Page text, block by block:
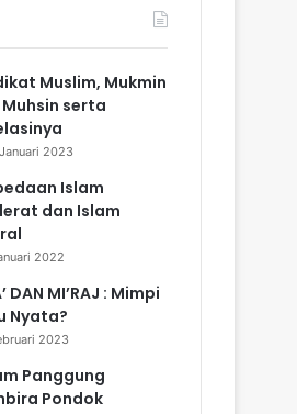
Muslim, Mukmin
serta
2023
Islam
dan Islam
2022
DAN MI’RAJ : Mimpi
Nyata?
2023
Panggung
Pondok